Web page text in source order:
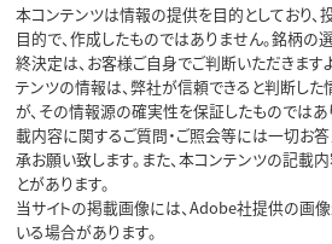
本コンテンツは情報の提供を目的としており
目的で、作成したものではありません。銘柄
終決定は、お客様ご自身でご判断いただきます
テンツの情報は、弊社が信頼できると判断し
が、その情報源の確実性を保証したものではあ
載内容に関するご質問・ご照会等には一切お
承お願い致します。また、本コンテンツの記載
とがあります。
当サイトの掲載画像には、Adobe社提供の画
いる場合があります。